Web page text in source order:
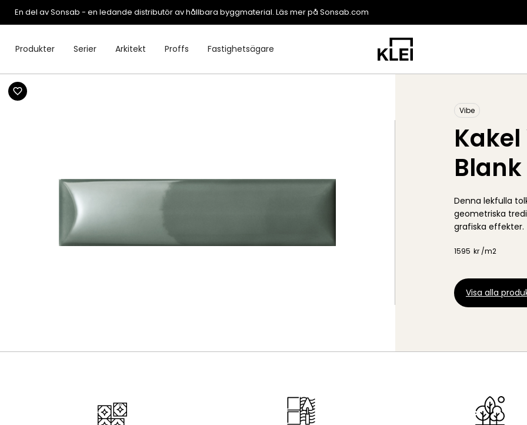
En del av Sonsab - en ledande distributör av hållbara byggmaterial. Läs mer på Sonsab.com
Produkter Serier Arkitekt Proffs Fastighetsägare
Vibe
Denna lekfulla
geometriska
grafiska effekter.
1595 kr /m2
Visa alla